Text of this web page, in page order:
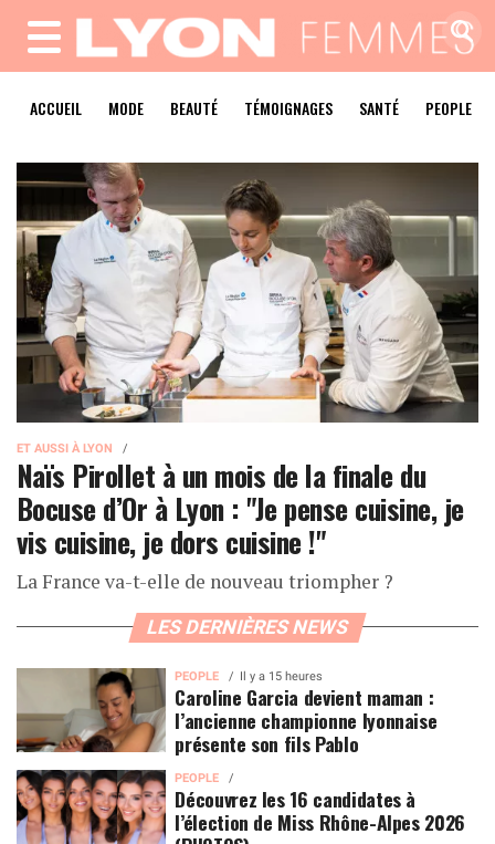
MENU
ACCUEIL MODE BEAUTÉ TÉMOIGNAGES SANTÉ PEOPLE
ET AUSSI À LYON
Naïs Pirollet à un mois de la finale du
Bocuse d’Or à Lyon : "Je pense cuisine, je
vis cuisine, je dors cuisine !"
La France va-t-elle de nouveau triompher ?
LES DERNIÈRES NEWS
PEOPLE Il y a 15 heures
Caroline Garcia devient maman :
l’ancienne championne lyonnaise
présente son fils Pablo
PEOPLE
Découvrez les 16 candidates à
l’élection de Miss Rhône-Alpes 2026